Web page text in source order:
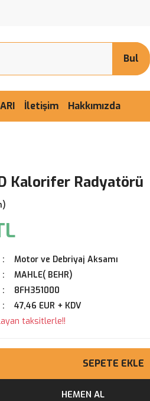
Bul
İletişim Hakkımızda
Kalorifer Radyatörü
Motor ve Debriyaj Aksamı
MAHLE( BEHR)
8FH351000
47,46 EUR + KDV
taksitlerle!!
SEPETE EKLE
HEMEN AL